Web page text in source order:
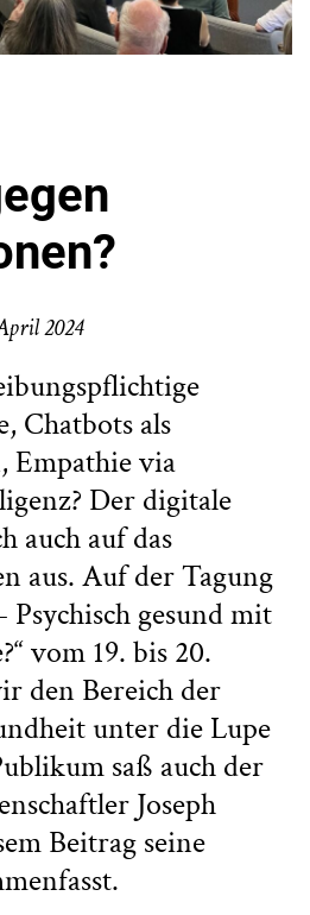
2024
Chatbots als
Empathie via
Der digitale
auch auf das
aus. Auf der Tagung
Psychisch gesund mit
vom 19. bis 20.
den Bereich der
unter die Lupe
saß auch der
Joseph
Beitrag seine